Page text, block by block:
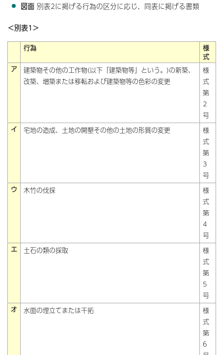
図面 別表2に掲げる行為の区分に応じ、同表に掲げる書類
＜別表1＞
行為
様
式
ア
建築物その他の工作物(以下「建築物等」という。)の新築、
改築、増築または移転および建築物等の色彩の変更
様
式
第
2
号
イ
宅地の造成、土地の開墾その他の土地の形質の変更
様
式
第
3
号
ウ
木竹の伐採
様
式
第
4
号
エ
土石の類の採取
様
式
第
5
号
オ
水面の埋立てまたは干拓
様
式
第
6